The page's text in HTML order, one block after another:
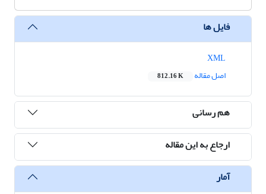
فایل ها
اصل مقاله
812.16 K
هم رسانی
ارجاع به این مقاله
آمار